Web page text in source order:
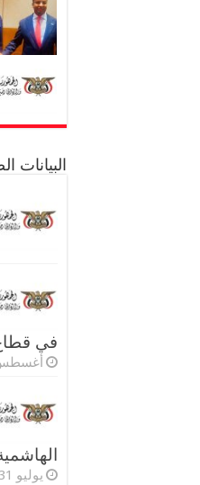
البيانات
في
أغسطس 1,
يوليو 31, 2026